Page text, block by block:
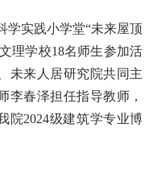
学实践小学堂“未来屋顶
理学校18名师生参加活
未来人居研究院共同主
李春泽担任指导教师，
院2024级建筑学专业博